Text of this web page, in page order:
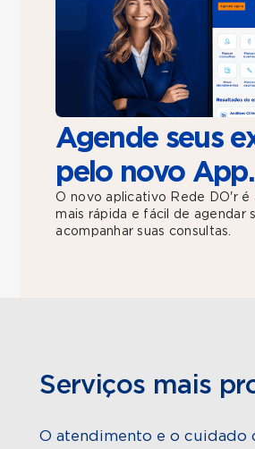
Agende seus
pelo novo App.
O novo aplicativo Rede DO'r é
mais rápida e fácil de agendar
acompanhar suas consultas.
Serviços mais
O atendimento e o cuidado